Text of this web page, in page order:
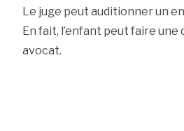
Le juge peut auditionner un
En fait, l’enfant peut faire
avocat.